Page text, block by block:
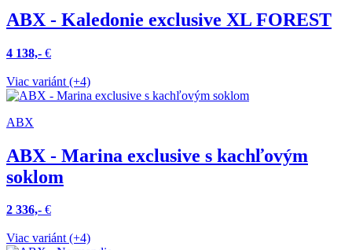
ABX - Kaledonie exclusive XL FOREST
4 138,- €
Viac variánt (+4)
ABX
ABX - Marina exclusive s kachľovým
soklom
2 336,- €
Viac variánt (+4)